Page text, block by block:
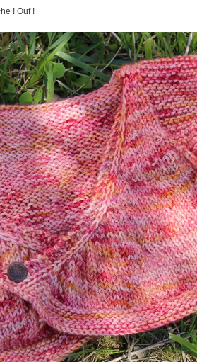
! Ouf !